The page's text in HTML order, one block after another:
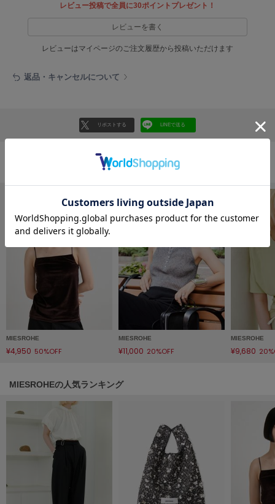
エイミー イストワール
emmi atelier
エミ アトリエ
アイ
FILA
FRAY I.D
フレイアイディー
FURFUR
ファーファー
ジェラート ピケ キャットアンドドッグ
gelato pique Sleep
ジェラート ピケ スリープ
レビュー投稿で全員に30ポイントプレゼント！
レビューを書く
レビューはマイページのご注文履歴から投稿いただけます
返品・キャンセルについて
リポストする LINEで送る
トップスの人気ランキング
MIESROHE
¥4,950 50%OFF
MIESROHE
¥11,000 20%OFF
MIESROHE
¥9,680
MIESROHEの人気ランキング